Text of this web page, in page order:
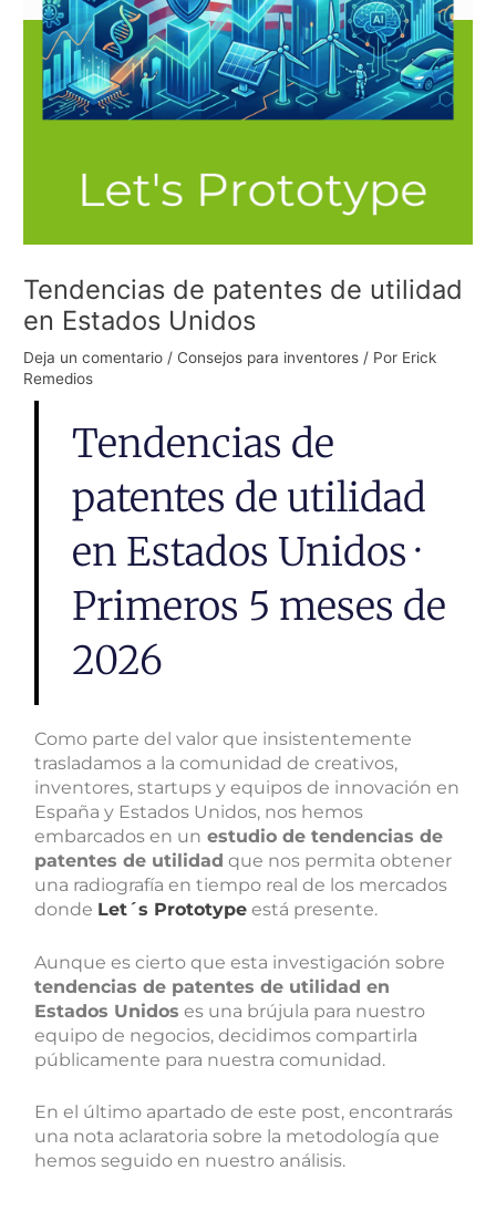
Tendencias de patentes de utilidad
en Estados Unidos
Deja un comentario / Consejos para inventores / Por Erick
Remedios
Tendencias de
patentes de utilidad
en Estados Unidos ·
Primeros 5 meses de
2026
Como parte del valor que insistentemente
trasladamos a la comunidad de creativos,
inventores, startups y equipos de innovación en
España y Estados Unidos, nos hemos
embarcados en un estudio de tendencias de
patentes de utilidad que nos permita obtener
una radiografía en tiempo real de los mercados
donde Let´s Prototype está presente.
Aunque es cierto que esta investigación sobre
tendencias de patentes de utilidad en
Estados Unidos es una brújula para nuestro
equipo de negocios, decidimos compartirla
públicamente para nuestra comunidad.
En el último apartado de este post, encontrarás
una nota aclaratoria sobre la metodología que
hemos seguido en nuestro análisis.